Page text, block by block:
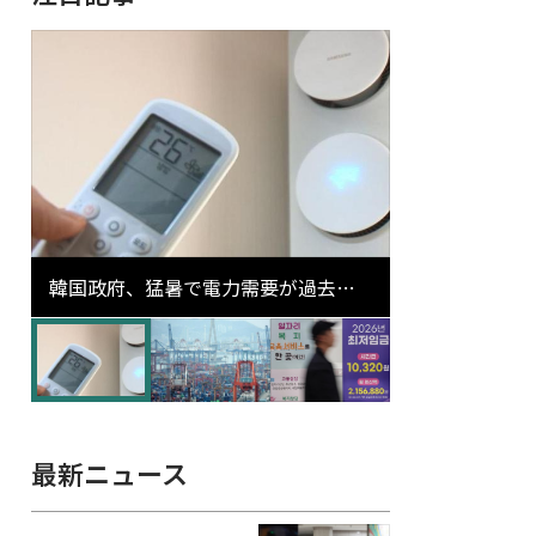
韓国政府、猛暑で電力需要が過去最
高更新の可能性に需給対応体制を点
検
最新ニュース